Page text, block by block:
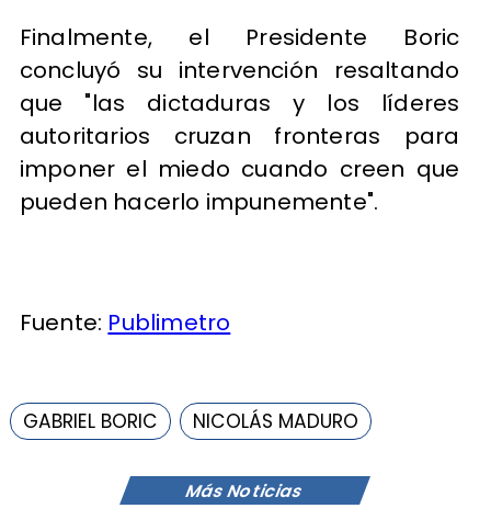
Más Noticias
Finalmente, el Presidente Boric
concluyó su intervención resaltando
que "las dictaduras y los líderes
autoritarios cruzan fronteras para
imponer el miedo cuando creen que
pueden hacerlo impunemente".
Fuente: Publimetro
GABRIEL BORIC NICOLÁS MADURO